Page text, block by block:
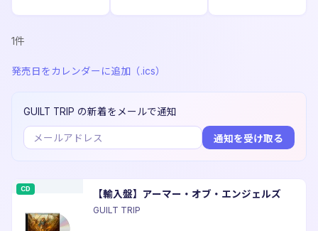
1件
発売日をカレンダーに追加（.ics）
GUILT TRIP の新着をメールで通知
通知を受け取る
CD 【輸入盤】アーマー・オブ・エンジェルズ
GUILT TRIP